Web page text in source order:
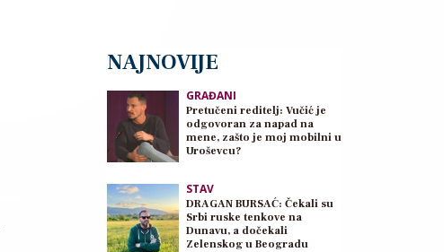
NAJNOVIJE
GRAĐANI
Pretučeni reditelj: Vučić je
odgovoran za napad na
mene, zašto je moj mobilni u
Uroševcu?
STAV
DRAGAN BURSAĆ: Čekali su
Srbi ruske tenkove na
Dunavu, a dočekali
Zelenskog u Beogradu